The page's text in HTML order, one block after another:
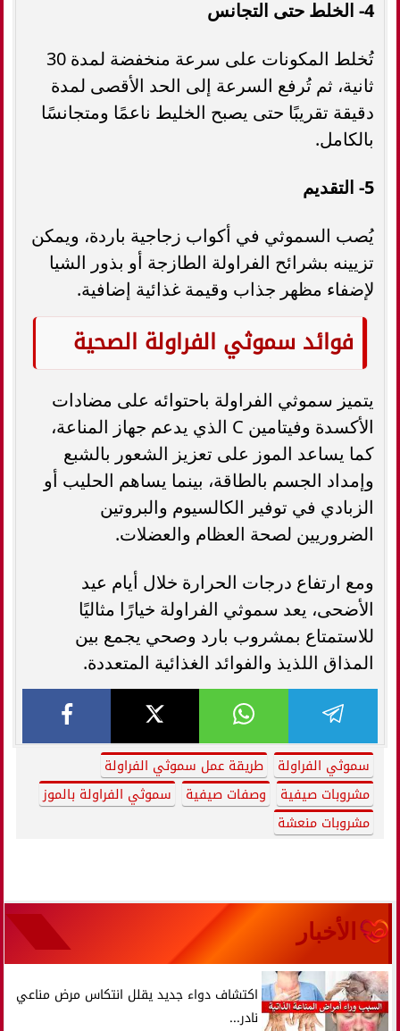
4- الخلط حتى التجانس
تُخلط المكونات على سرعة منخفضة لمدة 30
ثانية، ثم تُرفع السرعة إلى الحد الأقصى لمدة
دقيقة تقريبًا حتى يصبح الخليط ناعمًا ومتجانسًا
بالكامل.
5- التقديم
يُصب السموثي في أكواب زجاجية باردة، ويمكن
تزيينه بشرائح الفراولة الطازجة أو بذور الشيا
لإضفاء مظهر جذاب وقيمة غذائية إضافية.
فوائد سموثي الفراولة الصحية
يتميز سموثي الفراولة باحتوائه على مضادات
الأكسدة وفيتامين C الذي يدعم جهاز المناعة،
كما يساعد الموز على تعزيز الشعور بالشبع
وإمداد الجسم بالطاقة، بينما يساهم الحليب أو
الزبادي في توفير الكالسيوم والبروتين
الضروريين لصحة العظام والعضلات.
ومع ارتفاع درجات الحرارة خلال أيام عيد
الأضحى، يعد سموثي الفراولة خيارًا مثاليًا
للاستمتاع بمشروب بارد وصحي يجمع بين
المذاق اللذيذ والفوائد الغذائية المتعددة.
سموثي الفراولة
طريقة عمل سموثي الفراولة
مشروبات صيفية
وصفات صيفية
سموثي الفراولة بالموز
مشروبات منعشة
الأخبار
اكتشاف دواء جديد يقلل انتكاس مرض مناعي
نادر...